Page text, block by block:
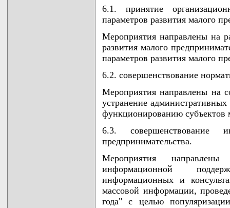
6.1. принятие
параметров развития малого
Мероприятия направлены на
развития малого
параметров развития малого
6.2. совершенствование
Мероприятия направлены на
устранение
функционированию субъектов
6.3. совершенствование
предпринимательства.
Мероприятия
информационной
информационных и
массовой информации,
года" с целью